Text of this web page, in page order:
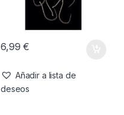
6,99€
Añadir a lista de
deseos